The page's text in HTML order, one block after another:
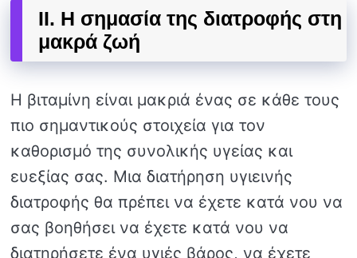
II. Η σημασία της διατροφής στη
μακρά ζωή
Η βιταμίνη είναι μακριά ένας σε κάθε τους
πιο σημαντικούς στοιχεία για τον
καθορισμό της συνολικής υγείας και
ευεξίας σας. Μια διατήρηση υγιεινής
διατροφής θα πρέπει να έχετε κατά νου να
σας βοηθήσει να έχετε κατά νου να
διατηρήσετε ένα υγιές βάρος, να έχετε